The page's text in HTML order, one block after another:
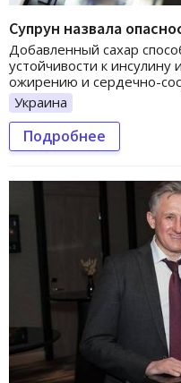
Супрун назвала
Добавленный сахар
устойчивости к
ожирению и сердечно-
Украина
Подробнее